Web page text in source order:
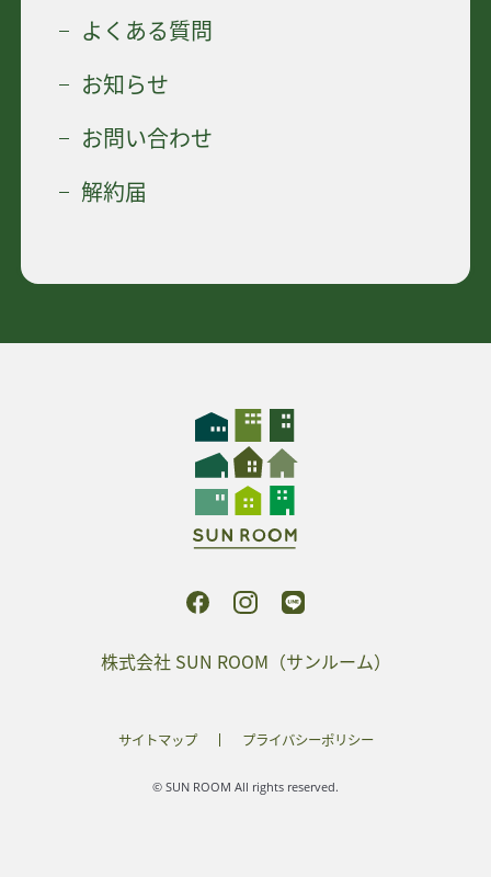
よくある質問
お知らせ
お問い合わせ
解約届
株式会社 SUN ROOM（サンルーム）
サイトマップ プライバシーポリシー
© SUN ROOM All rights reserved.